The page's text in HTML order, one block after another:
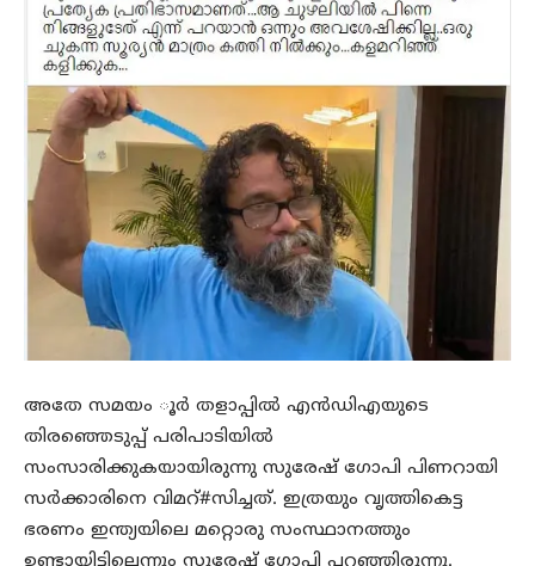
അതേ സമയം ൂർ തളാപ്പിൽ എൻഡിഎയുടെ
തിരഞ്ഞെടുപ്പ് പരിപാടിയിൽ
സംസാരിക്കുകയായിരുന്നു സുരേഷ് ഗോപി പിണറായി
സർക്കാരിനെ വിമറ്#സിച്ചത്. ഇത്രയും വൃത്തികെട്ട
ഭരണം ഇന്ത്യയിലെ മറ്റൊരു സംസ്ഥാനത്തും